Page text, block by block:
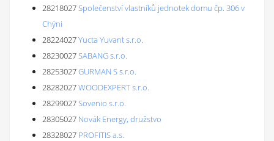
28218027Společenství vlastníků jednotek domu čp. 306 v
Chýni
28224027Yucta Yuvant s.r.o.
28230027SABANG s.r.o.
28253027GURMAN S s.r.o.
28282027WOODEXPERT s.r.o.
28299027Sovenio s.r.o.
28305027 Novák Energy, družstvo
28328027 PROFITIS a.s.